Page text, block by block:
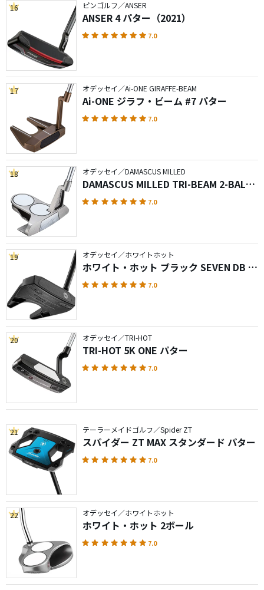
16 ピンゴルフ／ANSER
ANSER 4 パター（2021）
7.0
17 オデッセイ／Ai-ONE GIRAFFE-BEAM
Ai-ONE ジラフ・ビーム #7 パター
7.0
18 オデッセイ／DAMASCUS MILLED
DAMASCUS MILLED TRI-BEAM 2-BALL
パター
7.0
19 オデッセイ／ホワイトホット
ホワイト・ホット ブラック SEVEN DB パ
ター
7.0
20 オデッセイ／TRI-HOT
TRI-HOT 5K ONE パター
7.0
21 テーラーメイドゴルフ／Spider ZT
スパイダー ZT MAX スタンダード パター
7.0
22 オデッセイ／ホワイトホット
ホワイト・ホット 2ボール
7.0